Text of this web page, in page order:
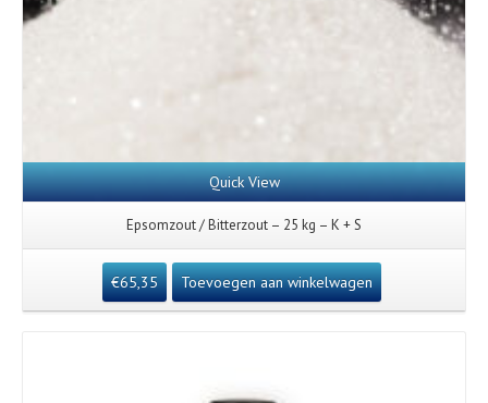
Quick View
Epsomzout / Bitterzout – 25 kg – K + S
€65,35 Toevoegen aan winkelwagen